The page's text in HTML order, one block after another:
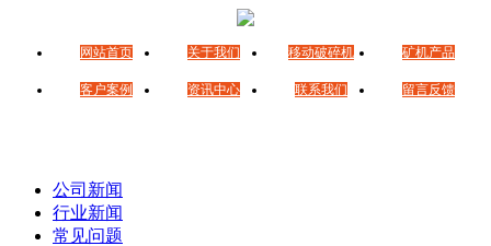
网站首页 关于我们 移动破碎机 矿机产品
客户案例 资讯中心 联系我们 留言反馈
公司新闻
行业新闻
常见问题